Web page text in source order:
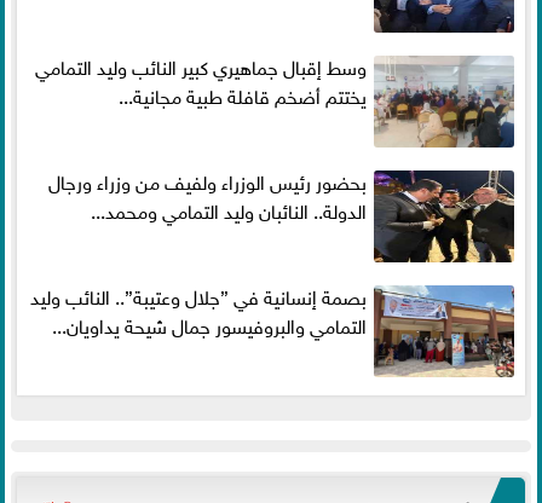
وسط إقبال جماهيري كبير النائب وليد التمامي
يختتم أضخم قافلة طبية مجانية...
بحضور رئيس الوزراء ولفيف من وزراء ورجال
الدولة.. النائبان وليد التمامي ومحمد...
بصمة إنسانية في ”جلال وعتيبة”.. النائب وليد
التمامي والبروفيسور جمال شيحة يداويان...